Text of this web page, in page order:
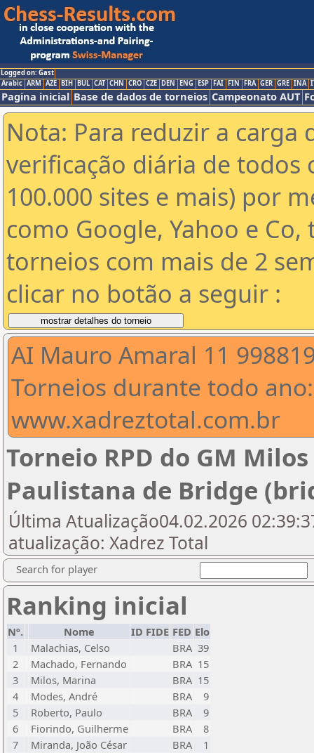
Logged on: Gast
Arabic ARM AZE BIH BUL CAT CHN CRO CZE DEN ENG ESP FAI FIN FRA GER GRE INA
Pagina inicial Base de dados de torneios Campeonato AUT
Nota: Para reduzir a carga
verificação diária de todos
100.000 sites e mais) por
como Google, Yahoo e
torneios com mais de 2
clicar no botão a seguir :
AI Mauro Amaral 11
Torneios durante todo ano:
www.xadreztotal.com.br
Torneio RPD do GM
Paulistana de Bridge
Última Atualização04.02.2026
atualização: Xadrez Total
Search for player
Ranking inicial
Nº. Nome ID FIDE FED Elo
1
Malachias, Celso BRA 39
2
Machado, Fernando BRA 15
3
Milos, Marina BRA 15
4
Modes, André BRA
9
5
Roberto, Paulo BRA
9
6
Fiorindo, Guilherme BRA
8
7
Miranda, João César BRA
1